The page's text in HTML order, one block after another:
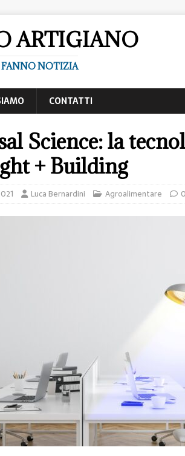
ARTIGIANO
FANNO NOTIZIA
CONTATTI
Science: la
+ Building
Luca Bernardini Agroalimentare 0